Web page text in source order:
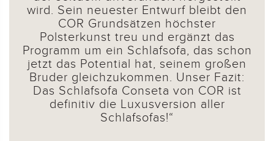
wird. Sein neuester Entwurf bleibt den
COR Grundsätzen höchster
Polsterkunst treu und ergänzt das
Programm um ein Schlafsofa, das schon
jetzt das Potential hat, seinem großen
Bruder gleichzukommen. Unser Fazit:
Das Schlafsofa Conseta von COR ist
definitiv die Luxusversion aller
Schlafsofas!